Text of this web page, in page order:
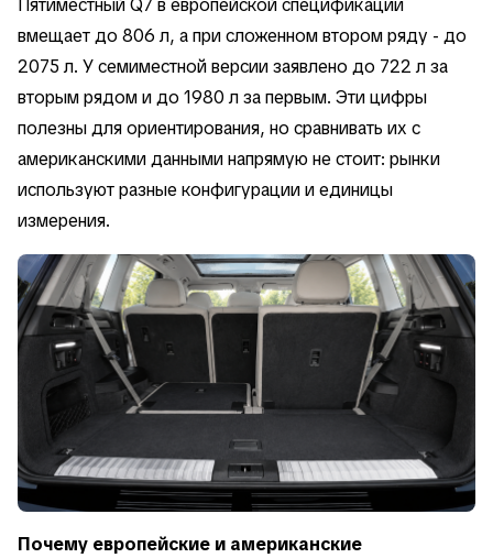
Пятиместный Q7 в европейской спецификации
вмещает до 806 л, а при сложенном втором ряду - до
2075 л. У семиместной версии заявлено до 722 л за
вторым рядом и до 1980 л за первым. Эти цифры
полезны для ориентирования, но сравнивать их с
американскими данными напрямую не стоит: рынки
используют разные конфигурации и единицы
измерения.
Почему европейские и американские